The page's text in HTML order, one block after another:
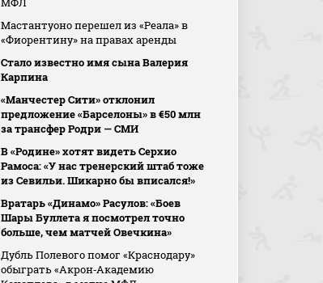
Мастантуоно перешел из «Реала» в
«Фиорентину» на правах аренды
Стало известно имя сына Валерия
Карпина
«Манчестер Сити» отклонил
предложение «Барселоны» в €50 млн
за трансфер Родри — СМИ
В «Родине» хотят видеть Серхио
Рамоса: «У нас тренерский штаб тоже
из Севильи. Шикарно бы вписался!»
Вратарь «Динамо» Расулов: «Боев
Шары Буллета я посмотрел точно
больше, чем матчей Овечкина»
Дубль Полевого помог «Краснодару»
обыграть «Акрон‑Академию